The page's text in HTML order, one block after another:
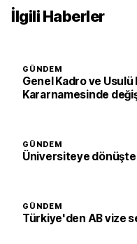
İlgili Haberler
GÜNDEM
Genel Kadro ve Usulü
Kararnamesinde
GÜNDEM
Üniversiteye dönüşte
GÜNDEM
Türkiye'den AB vize